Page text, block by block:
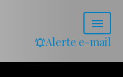
Alerte e-mail